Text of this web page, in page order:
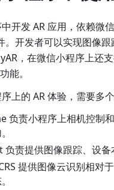
开发 AR 应用，依赖微
开发者可以实现图像跟
，在微信小程序上还
能。
上的 AR 体验，需要多
负责小程序上相机控制
责提供图像跟踪、设备
提供图像云识别相对